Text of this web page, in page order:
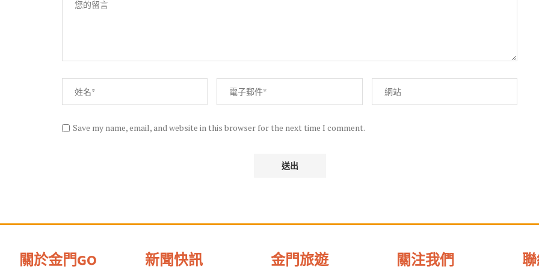
Save my name, email, and website in this browser for the next time I comment.
關於金門GO 新聞快訊 金門旅遊 關注我們